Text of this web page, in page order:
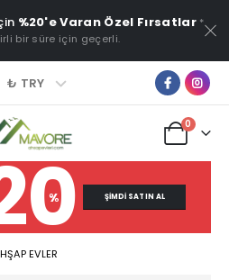
%20'e Varan Özel Fırsatlar *
bir süre için geçerli.
₺ TRY
0
% ŞIMDI SATIN AL
EVLER